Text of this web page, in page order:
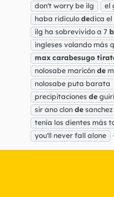
don't worry be ilg
el
haba ridículo dedica
ilg ha sobrevivido a 7
ingleses volando más
max carabesugo
nolosabe maricón de
nolosabe puta barata
precipitaciones de
sir ano clon de
tenía los dientes más
you'll never fall alone